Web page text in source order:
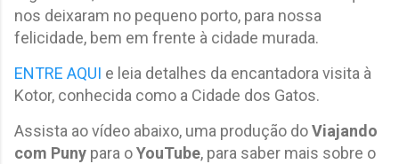
nos deixaram no pequeno porto, para nossa
felicidade, bem em frente à cidade murada.
ENTRE AQUI e leia detalhes da encantadora visita à
Kotor, conhecida como a Cidade dos Gatos.
Assista ao vídeo abaixo, uma produção doViajando
com Puny para oYouTube, para saber mais sobre o